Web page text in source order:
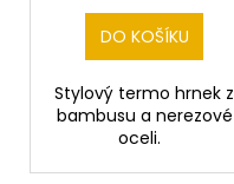
DO KOŠÍKU
Stylový termo hrnek z
bambusu a nerezové
oceli.